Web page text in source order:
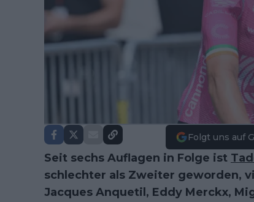
Folgt uns auf
Seit sechs Auflagen in Folge ist
schlechter als Zweiter geworden,
Jacques Anquetil, Eddy Merckx,